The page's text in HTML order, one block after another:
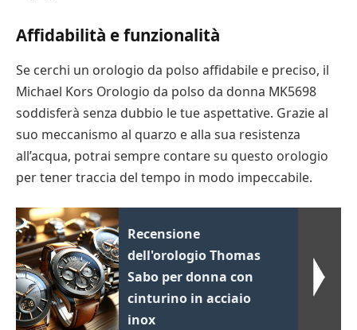
Affidabilità e funzionalità
Se cerchi un orologio da polso affidabile e preciso, il
Michael Kors Orologio da polso da donna MK5698
soddisferà senza dubbio le tue aspettative. Grazie al
suo meccanismo al quarzo e alla sua resistenza
all’acqua, potrai sempre contare su questo orologio
per tener traccia del tempo in modo impeccabile.
Recensione
dell'orologio Thomas
Sabo per donna con
cinturino in acciaio
inox